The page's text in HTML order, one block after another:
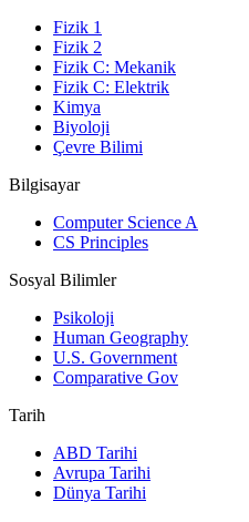
Fizik 1
Fizik 2
Fizik C: Mekanik
Fizik C: Elektrik
Kimya
Biyoloji
Çevre Bilimi
Bilgisayar
Computer Science A
CS Principles
Sosyal Bilimler
Psikoloji
Human Geography
U.S. Government
Comparative Gov
Tarih
ABD Tarihi
Avrupa Tarihi
Dünya Tarihi